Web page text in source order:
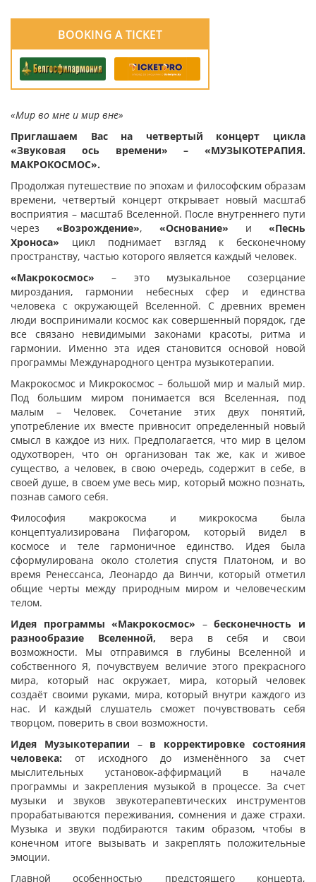
BOOKING A TICKET
«Мир во мне и мир вне»
Приглашаем Вас на четвертый концерт цикла
«Звуковая ось времени»– «МУЗЫКОТЕРАПИЯ.
МАКРОКОСМОС».
Продолжая путешествие по эпохам и философским образам
времени, четвертый концерт открывает новый масштаб
восприятия – масштаб Вселенной. После внутреннего пути
через «Возрождение», «Основание» и «Песнь
Хроноса» цикл поднимает взгляд к бесконечному
пространству, частью которого является каждый человек.
«Макрокосмос» – это музыкальное созерцание
мироздания, гармонии небесных сфер и единства
человека с окружающей Вселенной. С древних времен
люди воспринимали космос как совершенный порядок, где
все связано невидимыми законами красоты, ритма и
гармонии. Именно эта идея становится основой новой
программы Международного центра музыкотерапии.
Макрокосмос и Микрокосмос – большой мир и малый мир.
Под большим миром понимается вся Вселенная, под
малым – Человек. Сочетание этих двух понятий,
употребление их вместе привносит определенный новый
смысл в каждое из них. Предполагается, что мир в целом
одухотворен, что он организован так же, как и живое
существо, а человек, в свою очередь, содержит в себе, в
своей душе, в своем уме весь мир, который можно познать,
познав самого себя.
Философия макрокосма и микрокосма была
концептуализирована Пифагором, который видел в
космосе и теле гармоничное единство. Идея была
сформулирована около столетия спустя Платоном, и во
время Ренессанса, Леонардо да Винчи, который отметил
общие черты между природным миром и человеческим
телом.
Идея программы «Макрокосмос» –бесконечность и
разнообразие Вселенной, вера в себя и свои
возможности. Мы отправимся в глубины Вселенной и
собственного Я, почувствуем величие этого прекрасного
мира, который нас окружает, мира, который человек
создаёт своими руками, мира, который внутри каждого из
нас. И каждый слушатель сможет почувствовать себя
творцом, поверить в свои возможности.
Идея Музыкотерапии –в корректировке состояния
человека: от исходного до изменённого за счет
мыслительных установок-аффирмаций в начале
программы и закрепления музыкой в процессе. За счет
музыки и звуков звукотерапевтических инструментов
прорабатываются переживания, сомнения и даже страхи.
Музыка и звуки подбираются таким образом, чтобы в
конечном итоге вызывать и закреплять положительные
эмоции.
Главной особенностью предстоящего концерта,